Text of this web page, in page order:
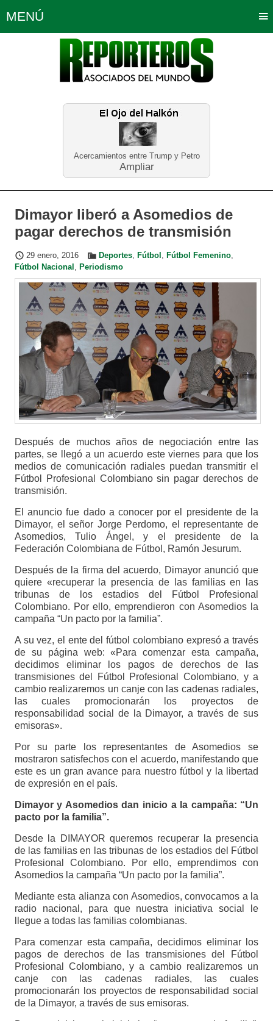
Acercamientos entre Trump y Petro
Ampliar
MENÚ
Política Opinión Bogotá
Planeta Tierra Deportes
Educación Neira
Dimayor liberó a Asomedios de
pagar derechos de transmisión
29 enero, 2016 Deportes, Fútbol , Fútbol Femenino,
Fútbol Nacional , Periodismo
Después de muchos años de negociación entre las
partes, se llegó a un acuerdo este viernes para que los
medios de comunicación radiales puedan transmitir el
Fútbol Profesional Colombiano sin pagar derechos de
transmisión.
El anuncio fue dado a conocer por el presidente de la
Dimayor, el señor Jorge Perdomo, el representante de
Asomedios, Tulio Ángel, y el presidente de la
Federación Colombiana de Fútbol, Ramón Jesurum.
Después de la firma del acuerdo, Dimayor anunció que
quiere «recuperar la presencia de las familias en las
tribunas de los estadios del Fútbol Profesional
Colombiano. Por ello, emprendieron con Asomedios la
campaña “Un pacto por la familia”.
A su vez, el ente del fútbol colombiano expresó a través
de su página web: «Para comenzar esta campaña,
decidimos eliminar los pagos de derechos de las
transmisiones del Fútbol Profesional Colombiano, y a
cambio realizaremos un canje con las cadenas radiales,
las cuales promocionarán los proyectos de
responsabilidad social de la Dimayor, a través de sus
emisoras».
Por su parte los representantes de Asomedios se
mostraron satisfechos con el acuerdo, manifestando que
este es un gran avance para nuestro fútbol y la libertad
de expresión en el país.
Dimayor y Asomedios dan inicio a la campaña: “Un
pacto por la familia”.
Desde la DIMAYOR queremos recuperar la presencia
de las familias en las tribunas de los estadios del Fútbol
Profesional Colombiano. Por ello, emprendimos con
Asomedios la campaña “Un pacto por la familia”.
Mediante esta alianza con Asomedios, convocamos a la
radio nacional, para que nuestra iniciativa social le
llegue a todas las familias colombianas.
Para comenzar esta campaña, decidimos eliminar los
pagos de derechos de las transmisiones del Fútbol
Profesional Colombiano, y a cambio realizaremos un
canje con las cadenas radiales, las cuales
promocionarán los proyectos de responsabilidad social
de la Dimayor, a través de sus emisoras.